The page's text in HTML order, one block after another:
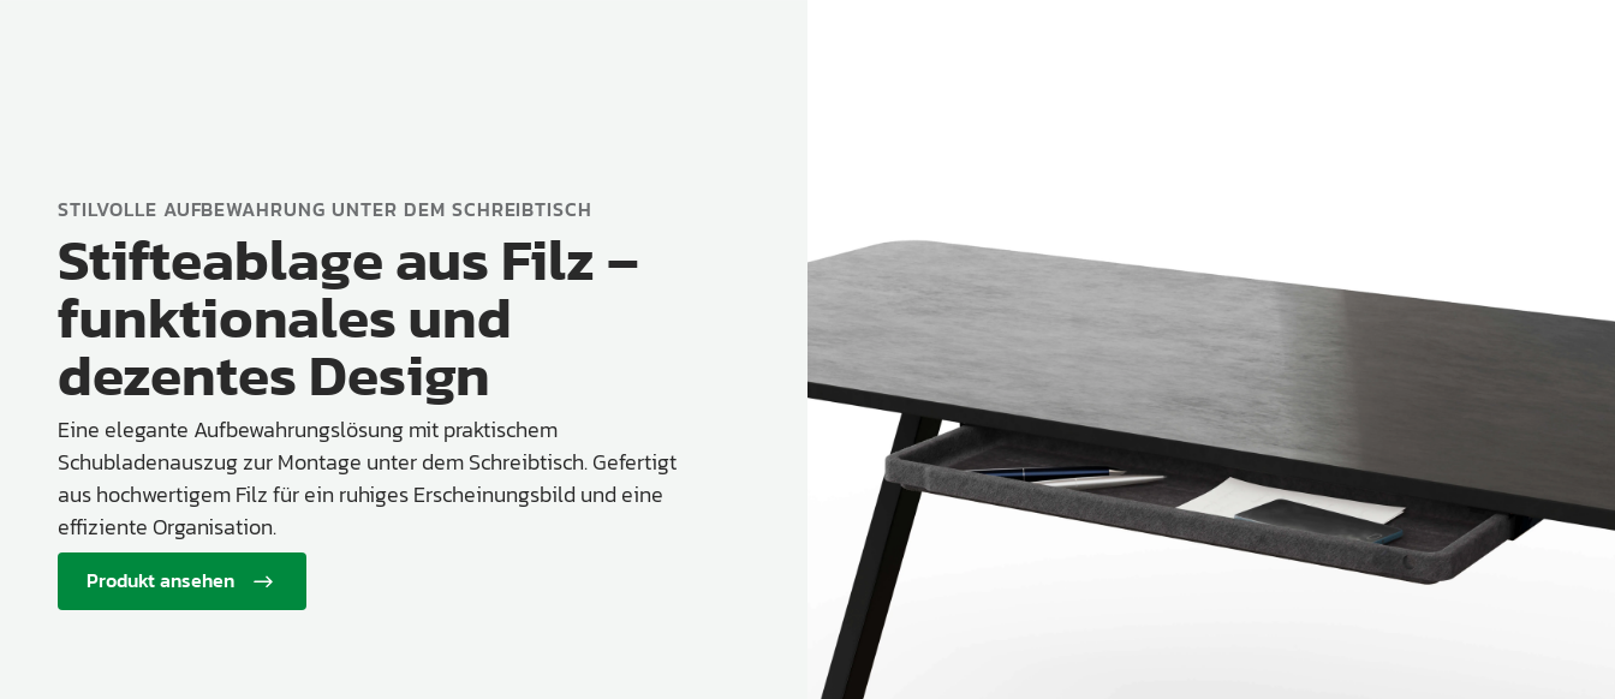
STILVOLLE AUFBEWAHRUNG UNTER DEM SCHREIBTISCH
Stifteablage aus Filz –
funktionales und
dezentes Design
Eine elegante Aufbewahrungslösung mit praktischem
Schubladenauszug zur Montage unter dem Schreibtisch. Gefertigt
aus hochwertigem Filz für ein ruhiges Erscheinungsbild und eine
effiziente Organisation.
Produkt ansehen